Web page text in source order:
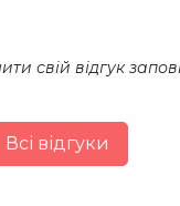
свій відгук
Всі відгуки